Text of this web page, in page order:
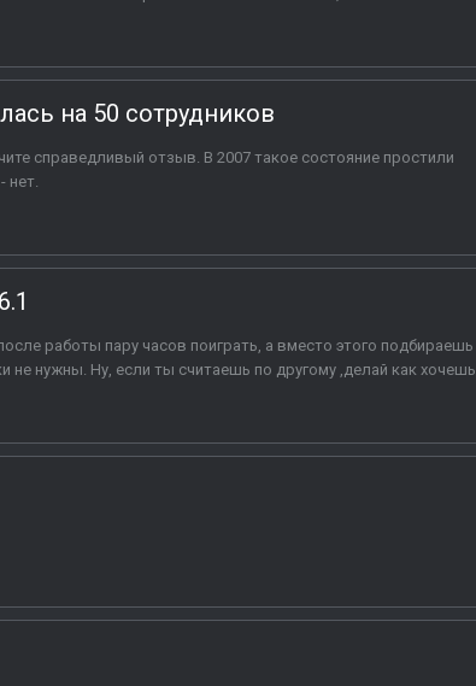
на 50 сотрудников
справедливый отзыв. В 2007 такое состояние простили
нет.
работы пару часов поиграть, а вместо этого подбираешь
не нужны. Ну, если ты считаешь по другому ,делай как хочешь